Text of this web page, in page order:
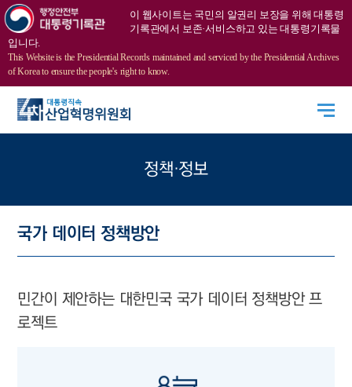
이 웹사이트는 국민의 알권리 보장을 위해 대통령
기록관에서 보존·서비스하고 있는 대통령기록물
입니다.
This Website is the Presidential Records maintained and serviced by the Presidential Archives
of Korea to ensure the people's right to know.
정책·정보
국가 데이터 정책방안
민간이 제안하는 대한민국 국가 데이터 정책방안 프
로젝트